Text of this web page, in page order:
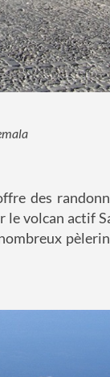
des
le volcan actif